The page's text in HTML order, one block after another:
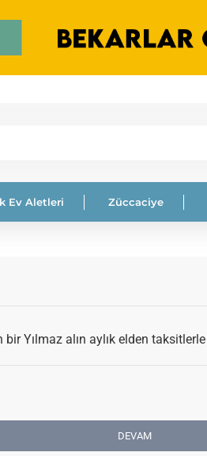
Ev Aletleri Züccaciye
Yılmaz alın aylık elden
DEVAM